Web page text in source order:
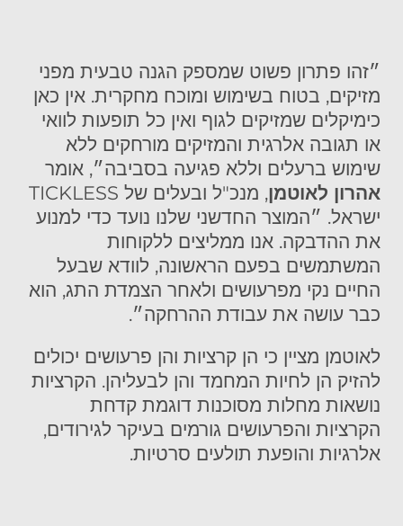
״זהו פתרון פשוט שמספק הגנה טבעית מפני
מזיקים, בטוח בשימוש ומוכח מחקרית. אין כאן
כימיקלים שמזיקים לגוף ואין כל תופעות לוואי
או תגובה אלרגית והמזיקים מורחקים ללא
שימוש ברעלים וללא פגיעה בסביבה״, אומר
אהרון לאוטמן
, מנכ"ל ובעלים של TICKLESS
ישראל. ״המוצר החדשני שלנו נועד כדי למנוע
את ההדבקה. אנו ממליצים ללקוחות
המשתמשים בפעם הראשונה, לוודא שבעל
החיים נקי מפרעושים ולאחר הצמדת התג, הוא
כבר עושה את עבודת ההרחקה״.
לאוטמן מציין כי הן קרציות והן פרעושים יכולים
להזיק הן לחיות המחמד והן לבעליהן. הקרציות
נושאות מחלות מסוכנות דוגמת קדחת
הקרציות והפרעושים גורמים בעיקר לגירודים,
אלרגיות והופעת תולעים סרטיות.